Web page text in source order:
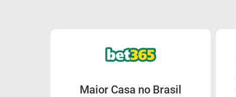
Maior Casa no Brasil